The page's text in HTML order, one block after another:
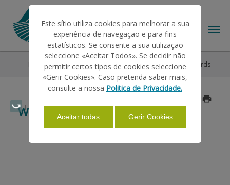
Faça Swipe para ver o menu
HELP/SUPPORT
INFORMATIONS
Help/Support Market Interventions Wine and Vineyards
WINE AND VINEYARDS
Este sítio utiliza cookies para melhorar a sua
experiência de navegação e para fins
estatísticos. Se consente a sua utilização
seleccione «Aceitar Todos». Se decidir não
permitir certos tipos de cookies seleccione
«Gerir Cookies». Caso pretenda saber mais,
consulte a nossa Politica de Privacidade.
Aceitar todas Gerir Cookies